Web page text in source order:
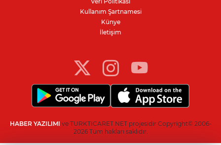
IBAN'la para transferinde yeni dönem
İnegöllü girişimciden bağış
Kullanım Şartnamesi
Künye
İletişim
HABER YAZILIMI ve TURKTICARET.NET projesidir Copyright© 2006-
2026 Tüm hakları saklıdır.